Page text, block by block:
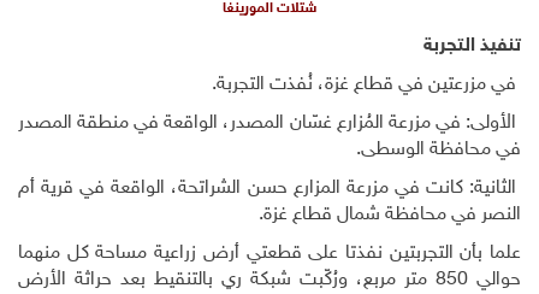
شتلات المورينغا
تنفيذ التجربة
في مزرعتين في قطاع غزة، نُفذت التجربة.
الأولى: في مزرعة المُزارع غسّان المصدر، الواقعة في منطقة المصدر
في محافظة الوسطى.
الثانية: كانت في مزرعة المزارع حسن الشراتحة، الواقعة في قرية أم
النصر في محافظة شمال قطاع غزة.
علما بأن التجربتين نفذتا على قطعتي أرض زراعية مساحة كل منهما
حوالي 850 متر مربع، ورُكّبت شبكة ري بالتنقيط بعد حراثة الأرض